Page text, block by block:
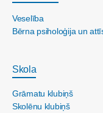
Veselība
Bērna psiholoģija un
Skola
Grāmatu klubiņš
Skolēnu klubiņš